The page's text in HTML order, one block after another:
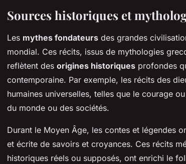
Sources historiques et
Les mythes fondateurs des grandes
mondial. Ces récits, issus de mythologies
reflètent des origines historiques profondes
contemporaine. Par exemple, les récits des
humaines universelles, telles que le courage
du monde ou des sociétés.
Durant le Moyen Âge, les contes et légendes
et écrite de savoirs et croyances. Ces récits
historiques réels ou supposés, ont enrichi le